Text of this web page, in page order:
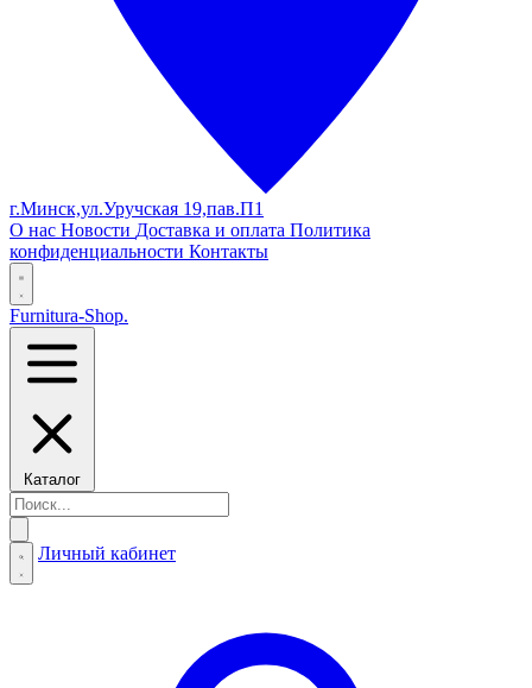
г.Минск,ул.Уручская 19,пав.П1
О нас Новости Доставка и оплата Политика
конфиденциальности Контакты
Furnitura-Shop.
Каталог
Личный кабинет